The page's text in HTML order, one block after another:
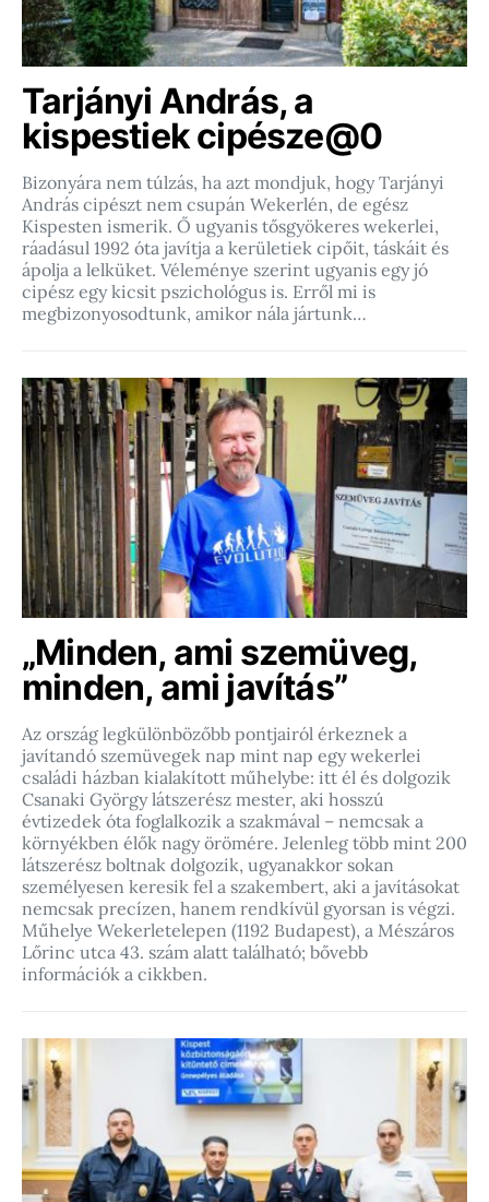
Tarjányi András, a
kispestiek cipésze@0
Bizonyára nem túlzás, ha azt mondjuk, hogy Tarjányi
András cipészt nem csupán Wekerlén, de egész
Kispesten ismerik. Ő ugyanis tősgyökeres wekerlei,
ráadásul 1992 óta javítja a kerületiek cipőit, táskáit és
ápolja a lelküket. Véleménye szerint ugyanis egy jó
cipész egy kicsit pszichológus is. Erről mi is
megbizonyosodtunk, amikor nála jártunk…
„Minden, ami szemüveg,
minden, ami javítás”
Az ország legkülönbözőbb pontjairól érkeznek a
javítandó szemüvegek nap mint nap egy wekerlei
családi házban kialakított műhelybe: itt él és dolgozik
Csanaki György látszerész mester, aki hosszú
évtizedek óta foglalkozik a szakmával – nemcsak a
környékben élők nagy örömére. Jelenleg több mint 200
látszerész boltnak dolgozik, ugyanakkor sokan
személyesen keresik fel a szakembert, aki a javításokat
nemcsak precízen, hanem rendkívül gyorsan is végzi.
Műhelye Wekerletelepen (1192 Budapest), a Mészáros
Lőrinc utca 43. szám alatt található; bővebb
információk a cikkben.